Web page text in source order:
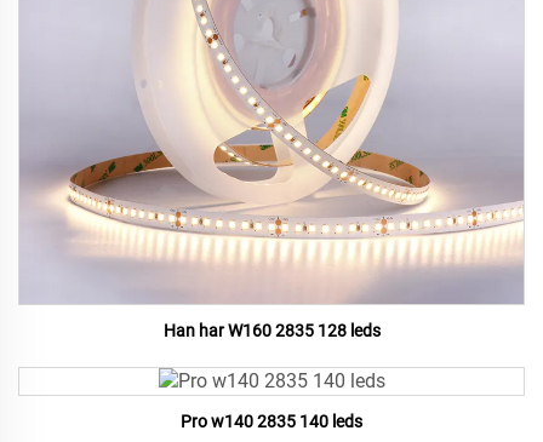
Han har W160 2835 128 leds
Pro w140 2835 140 leds